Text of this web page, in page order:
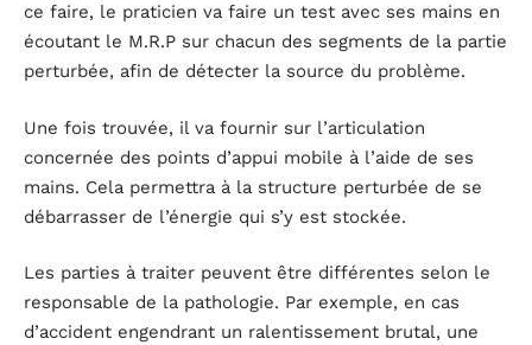
ce faire, le praticien va faire un test avec ses mains en
écoutant le M.R.P sur chacun des segments de la partie
perturbée, afin de détecter la source du problème.
Une fois trouvée, il va fournir sur l’articulation
concernée des points d’appui mobile à l’aide de ses
mains. Cela permettra à la structure perturbée de se
débarrasser de l’énergie qui s’y est stockée.
Les parties à traiter peuvent être différentes selon le
responsable de la pathologie. Par exemple, en cas
d’accident engendrant un ralentissement brutal, une